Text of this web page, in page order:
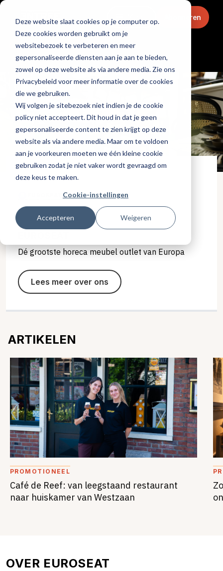
Deze website slaat cookies op je computer op.
Deze cookies worden gebruikt om je
websitebezoek te verbeteren en meer
gepersonaliseerde diensten aan je aan te bieden,
zowel op deze website als via andere media. Zie ons
Privacybeleid voor meer informatie over de cookies
die we gebruiken.
Wij volgen je sitebezoek niet indien je de cookie
policy niet accepteert. Dit houd in dat je geen
gepersonaliseerde content te zien krijgt op deze
website als via andere media. Maar om te voldoen
aan je voorkeuren moeten we één kleine cookie
gebruiken zodat je niet vaker wordt gevraagd om
deze keus te maken.
Cookie-instellingen
Accepteren Weigeren
Menu Abonneren
Partners
Dé grootste horeca meubel outlet van Europa
Lees meer over ons
ARTIKELEN
PROMOTIONEEL
Café de Reef: van leegstaand restaurant
naar huiskamer van Westzaan
OVER EUROSEAT